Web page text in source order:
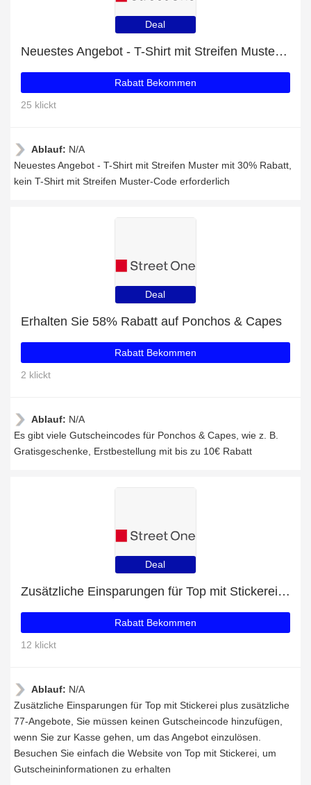
Deal
Neuestes Angebot - T-Shirt mit Streifen Muster mit 30% Rabatt
Rabatt Bekommen
25 klickt
Ablauf: N/A
Neuestes Angebot - T-Shirt mit Streifen Muster mit 30% Rabatt,
kein T-Shirt mit Streifen Muster-Code erforderlich
Deal
Erhalten Sie 58% Rabatt auf Ponchos & Capes
Rabatt Bekommen
2 klickt
Ablauf: N/A
Es gibt viele Gutscheincodes für Ponchos & Capes, wie z. B.
Gratisgeschenke, Erstbestellung mit bis zu 10€ Rabatt
Deal
Zusätzliche Einsparungen für Top mit Stickerei plus zusätzliche 77-Angebote
Rabatt Bekommen
12 klickt
Ablauf: N/A
Zusätzliche Einsparungen für Top mit Stickerei plus zusätzliche
77-Angebote, Sie müssen keinen Gutscheincode hinzufügen,
wenn Sie zur Kasse gehen, um das Angebot einzulösen.
Besuchen Sie einfach die Website von Top mit Stickerei, um
Gutscheininformationen zu erhalten